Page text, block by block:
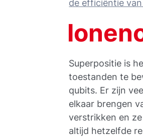
de efficiëntie
Superpositie is
toestanden te
qubits. Er zijn
elkaar brengen
verstrikken en
altijd hetzelfde